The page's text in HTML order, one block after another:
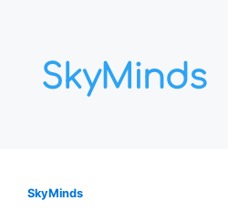
contenu
SkyMinds